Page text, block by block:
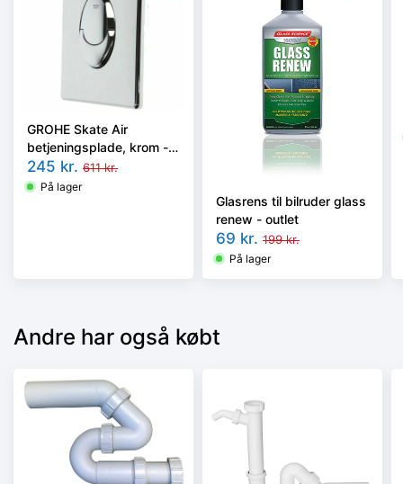
GROHE Skate Air
betjeningsplade, krom -
66249045 - outlet
245 kr. 611kr.
På lager
Glasrens til bilruder glass
renew - outlet
69 kr. 199kr.
På lager
Andre har også købt